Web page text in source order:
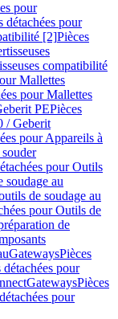
pour
détachées pour
[2]Pièces
compatibilité
Mallettes
pour Mallettes
PEPièces
/ Geberit
pour Appareils à
pour Outils
soudage au
de soudage au
pour Outils de
de
GatewaysPièces
détachées pour
GatewaysPièces
pour